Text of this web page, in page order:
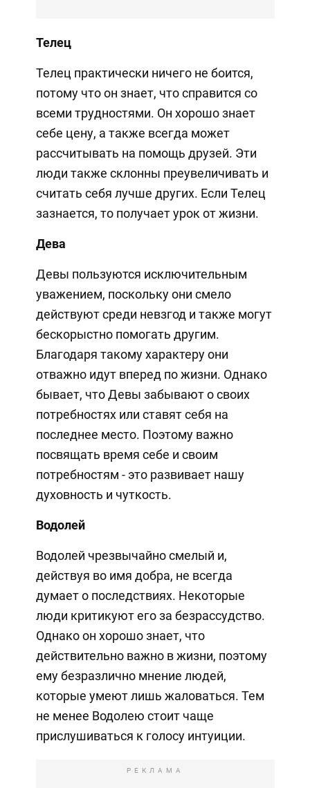
Телец
Телец практически ничего не боится,
потому что он знает, что справится со
всеми трудностями. Он хорошо знает
себе цену, а также всегда может
рассчитывать на помощь друзей. Эти
люди также склонны преувеличивать и
считать себя лучше других. Если Телец
зазнается, то получает урок от жизни.
Дева
Девы пользуются исключительным
уважением, поскольку они смело
действуют среди невзгод и также могут
бескорыстно помогать другим.
Благодаря такому характеру они
отважно идут вперед по жизни. Однако
бывает, что Девы забывают о своих
потребностях или ставят себя на
последнее место. Поэтому важно
посвящать время себе и своим
потребностям - это развивает нашу
духовность и чуткость.
Водолей
Водолей чрезвычайно смелый и,
действуя во имя добра, не всегда
думает о последствиях. Некоторые
люди критикуют его за безрассудство.
Однако он хорошо знает, что
действительно важно в жизни, поэтому
ему безразлично мнение людей,
которые умеют лишь жаловаться. Тем
не менее Водолею стоит чаще
прислушиваться к голосу интуиции.
РЕКЛАМА